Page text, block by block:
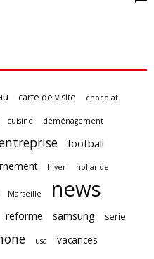
carte de visite chocolat
cuisine déménagement
football
hiver hollande
Marseille news
reforme samsung serie
usa
vacances